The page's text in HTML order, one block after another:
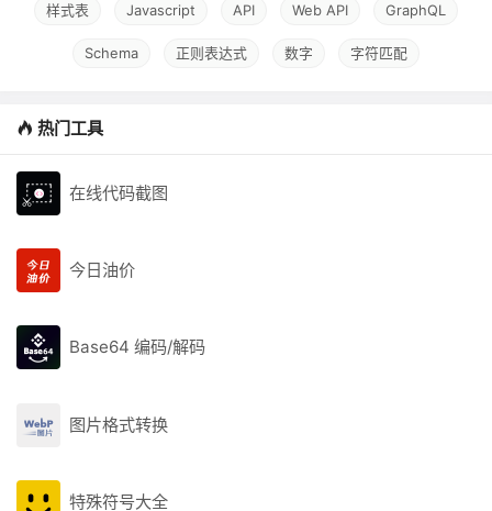
样式表 Javascript API Web API GraphQL
Schema 正则表达式 数字 字符匹配
热门工具
在线代码截图
今日油价
Base64 编码/解码
图片格式转换
特殊符号大全